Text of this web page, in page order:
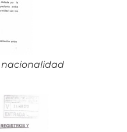
nacionalidad